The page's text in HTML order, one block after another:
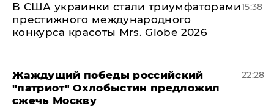
В США украинки стали триумфаторами
престижного международного
конкурса красоты Mrs. Globe 2026
15:38
Жаждущий победы российский
"патриот" Охлобыстин предложил
сжечь Москву
22:28